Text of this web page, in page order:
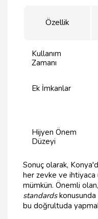
Özellik
Kullanım
Zamanı
Ek İmkanlar
Hijyen Önem
Düzeyi
Sonuç olarak,
her zevke ve
mümkün. Önemli olan,
standardskonusunda
bu doğrultuda